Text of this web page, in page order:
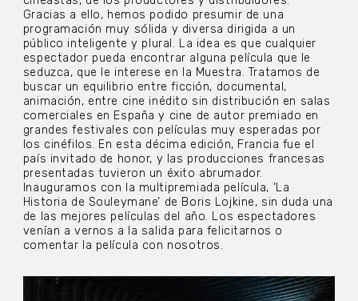
Gracias a ello, hemos podido presumir de una
programación muy sólida y diversa dirigida a un
público inteligente y plural. La idea es que cualquier
espectador pueda encontrar alguna película que le
seduzca, que le interese en la Muestra. Tratamos de
buscar un equilibrio entre ficción, documental,
animación, entre cine inédito sin distribución en salas
comerciales en España y cine de autor premiado en
grandes festivales con películas muy esperadas por
los cinéfilos. En esta décima edición, Francia fue el
país invitado de honor, y las producciones francesas
presentadas tuvieron un éxito abrumador.
Inauguramos con la multipremiada película, ‘La
Historia de Souleymane’ de Boris Lojkine, sin duda una
de las mejores películas del año. Los espectadores
venían a vernos a la salida para felicitarnos o
comentar la película con nosotros.